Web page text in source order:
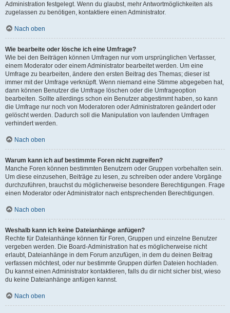
Administration festgelegt. Wenn du glaubst, mehr Antwortmöglichkeiten als
zugelassen zu benötigen, kontaktiere einen Administrator.
Nach oben
Wie bearbeite oder lösche ich eine Umfrage?
Wie bei den Beiträgen können Umfragen nur vom ursprünglichen Verfasser,
einem Moderator oder einem Administrator bearbeitet werden. Um eine
Umfrage zu bearbeiten, ändere den ersten Beitrag des Themas; dieser ist
immer mit der Umfrage verknüpft. Wenn niemand eine Stimme abgegeben hat,
dann können Benutzer die Umfrage löschen oder die Umfrageoption
bearbeiten. Sollte allerdings schon ein Benutzer abgestimmt haben, so kann
die Umfrage nur noch von Moderatoren oder Administratoren geändert oder
gelöscht werden. Dadurch soll die Manipulation von laufenden Umfragen
verhindert werden.
Nach oben
Warum kann ich auf bestimmte Foren nicht zugreifen?
Manche Foren können bestimmten Benutzern oder Gruppen vorbehalten sein.
Um diese einzusehen, Beiträge zu lesen, zu schreiben oder andere Vorgänge
durchzuführen, brauchst du möglicherweise besondere Berechtigungen. Frage
einen Moderator oder Administrator nach entsprechenden Berechtigungen.
Nach oben
Weshalb kann ich keine Dateianhänge anfügen?
Rechte für Dateianhänge können für Foren, Gruppen und einzelne Benutzer
vergeben werden. Die Board-Administration hat es möglicherweise nicht
erlaubt, Dateianhänge in dem Forum anzufügen, in dem du deinen Beitrag
verfassen möchtest, oder nur bestimmte Gruppen dürfen Dateien hochladen.
Du kannst einen Administrator kontaktieren, falls du dir nicht sicher bist, wieso
du keine Dateianhänge anfügen kannst.
Nach oben